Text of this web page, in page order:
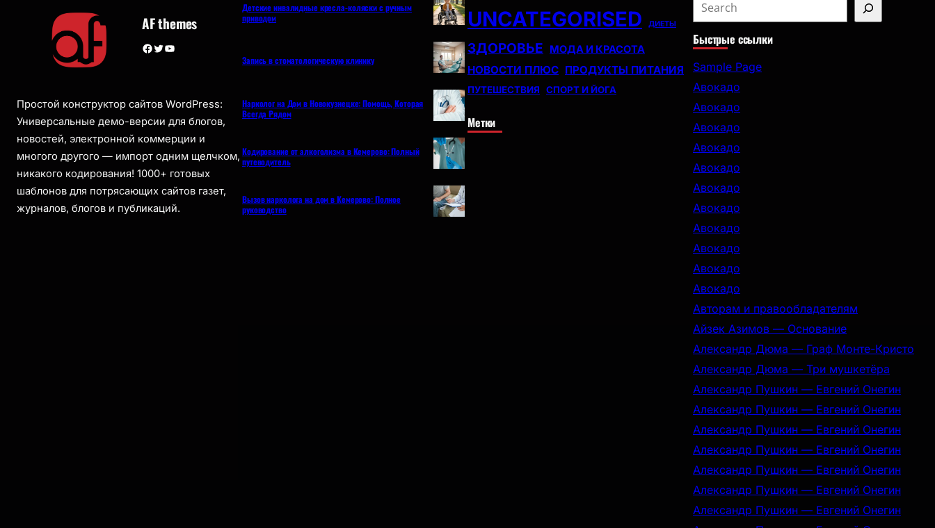
AF themes
Facebook Twitter YouTube
Простой конструктор сайтов WordPress:
Универсальные демо-версии для блогов,
новостей, электронной коммерции и
многого другого — импорт одним щелчком,
никакого кодирования! 1000+ готовых
шаблонов для потрясающих сайтов газет,
журналов, блогов и публикаций.
Детские инвалидные кресла-коляски с ручным
приводом
Запись в стоматологическую клинику
Нарколог на Дом в Новокузнецке: Помощь, Которая
Всегда Рядом
Кодирование от алкоголизма в Кемерово: Полный
путеводитель
Вызов нарколога на дом в Кемерово: Полное
руководство
UNCATEGORISED ДИЕТЫ
ЗДОРОВЬЕ МОДА И КРАСОТА
НОВОСТИ ПЛЮС ПРОДУКТЫ ПИТАНИЯ
ПУТЕШЕСТВИЯ СПОРТ И ЙОГА
Метки
e
a
r
c
h
Быстрые ссылки
Sample Page
Авокадо
Авокадо
Авокадо
Авокадо
Авокадо
Авокадо
Авокадо
Авокадо
Авокадо
Авокадо
Авокадо
Авторам и правообладателям
Айзек Азимов — Основание
Александр Дюма — Граф Монте-Кристо
Александр Дюма — Три мушкетёра
Александр Пушкин — Евгений Онегин
Александр Пушкин — Евгений Онегин
Александр Пушкин — Евгений Онегин
Александр Пушкин — Евгений Онегин
Александр Пушкин — Евгений Онегин
Александр Пушкин — Евгений Онегин
Александр Пушкин — Евгений Онегин